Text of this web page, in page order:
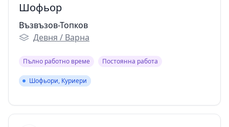
Шофьор
Възвъзов-Топков
Девня / Варна
Пълно работно време Постоянна работа
Шофьори, Куриери
Шофьори, Куриери